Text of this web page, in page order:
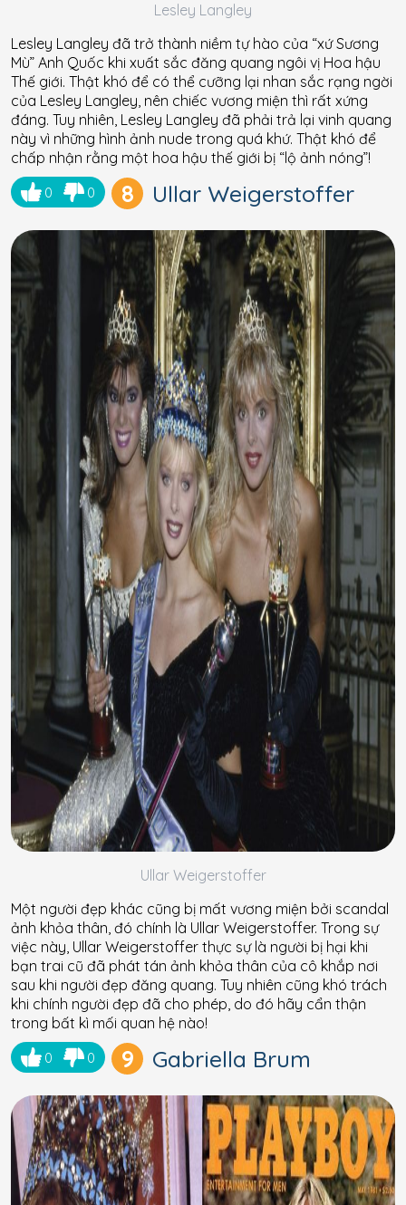
Lesley Langley
Lesley Langley đã trở thành niềm tự hào của “xứ Sương
Mù” Anh Quốc khi xuất sắc đăng quang ngôi vị Hoa hậu
Thế giới. Thật khó để có thể cưỡng lại nhan sắc rạng ngời
của Lesley Langley, nên chiếc vương miện thì rất xứng
đáng. Tuy nhiên, Lesley Langley đã phải trả lại vinh quang
này vì những hình ảnh nude trong quá khứ. Thật khó để
chấp nhận rằng một hoa hậu thế giới bị “lộ ảnh nóng”!
0 0 8 Ullar Weigerstoffer
Ullar Weigerstoffer
Một người đẹp khác cũng bị mất vương miện bởi scandal
ảnh khỏa thân, đó chính là Ullar Weigerstoffer. Trong sự
việc này, Ullar Weigerstoffer thực sự là người bị hại khi
bạn trai cũ đã phát tán ảnh khỏa thân của cô khắp nơi
sau khi người đẹp đăng quang. Tuy nhiên cũng khó trách
khi chính người đẹp đã cho phép, do đó hãy cẩn thận
trong bất kì mối quan hệ nào!
0 0 9 Gabriella Brum